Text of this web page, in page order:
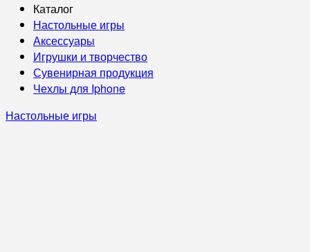
Каталог
Настольные игры
Аксессуары
Игрушки и творчество
Сувенирная продукция
Чехлы для Iphone
Настольные игры